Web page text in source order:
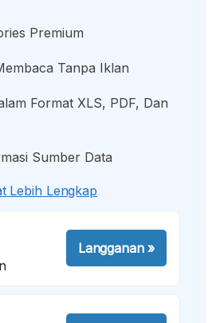
Premium
Tanpa Iklan
Format XLS, PDF, Dan
Sumber Data
Lebih Lengkap
Langganan»